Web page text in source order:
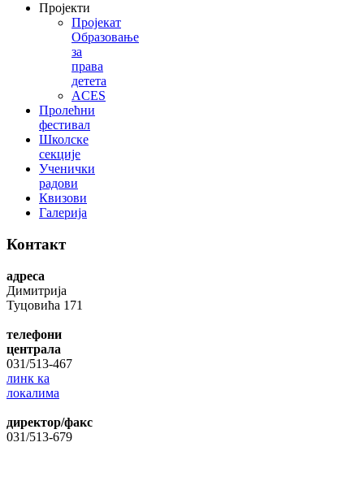
Пројекти
Пројекат
Образовање
за
права
детета
ACES
Пролећни
фестивал
Школске
секције
Ученички
радови
Квизови
Галерија
Контакт
адреса
Димитрија
Туцовића 171
телефони
централа
031/513-467
линк ка
локалима
директор/факс
031/513-679